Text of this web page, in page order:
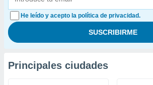
He leído y acepto la política de privacidad.
Principales ciudades